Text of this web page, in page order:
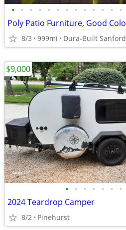
• • • • • • • • • • • • •
8/3 999mi Dura-Built Sanford
• • • • • • •
2024 Teardrop Camper
8/2 Pinehurst
$9,000